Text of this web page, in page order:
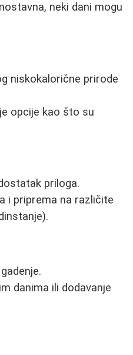
neki dani mogu
niskokalorične prirode
opcije kao što su
priloga.
i priprema na različite
danima ili dodavanje